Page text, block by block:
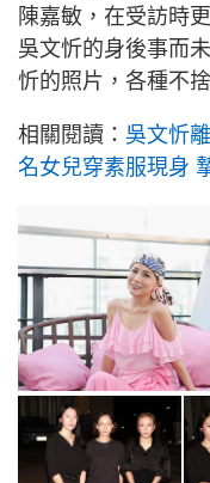
陳嘉敏，在受訪時
吳文忻的身後事而
忻的照片，各種不
相關閱讀： 吳文忻
名女兒穿素服現身